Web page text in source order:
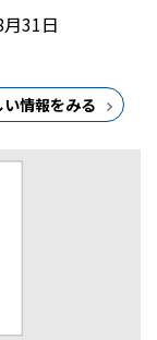
31日
い情報をみる